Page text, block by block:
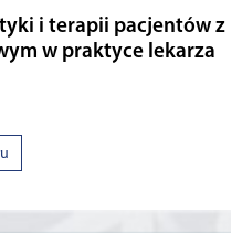
i terapii pacjentów z
w praktyce lekarza